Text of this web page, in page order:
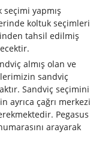
yapmış
koltuk seçimleri
tahsil edilmiş
almış olan ve
sandviç
Sandviç seçimini
ayrıca çağrı merkezi
Pegasus
arayarak